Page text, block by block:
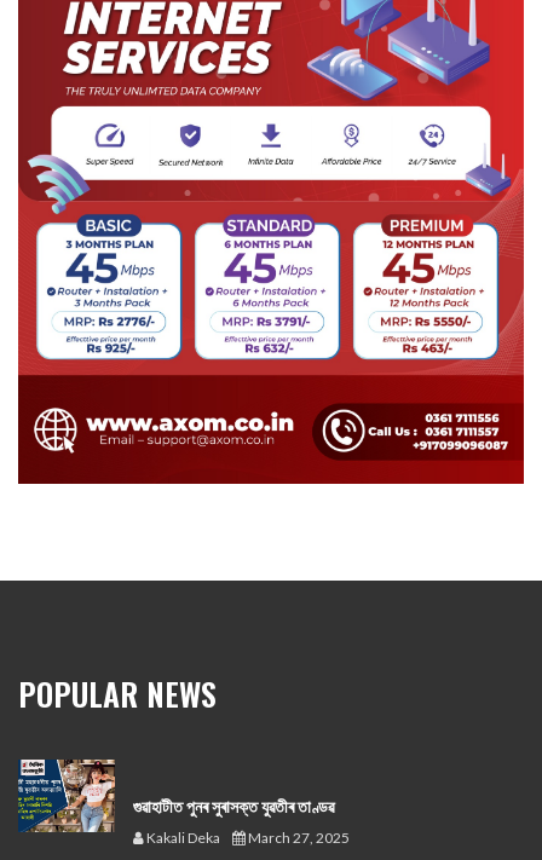
POPULAR NEWS
গুৱাহাটীত পুনৰ সুৰাসক্ত যুৱতীৰ তাণ্ডৱ
Kakali Deka March 27, 2025